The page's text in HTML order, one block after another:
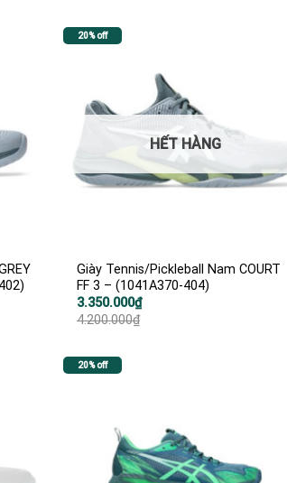
20% off
HẾT HÀNG
Giày Tennis/Pickleball Nam COURT
FF 3 – (1041A370-404)
4.200.000₫
Giá
gốc
là:
3.350.000₫
Giá
hiện
tại
20% off